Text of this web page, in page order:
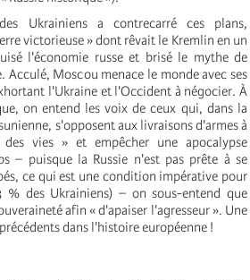
Ukrainiens a contrecarré ces plans,
victorieuse » dont rêvait le Kremlin en un
l'économie russe et brisé le mythe de
Moscou menace le monde avec ses
l'Ukraine et l'Occident à négocier. À
on entend les voix de ceux qui, dans la
s'opposent aux livraisons d'armes à
vies » et empêcher une apocalypse
– puisque la Russie n'est pas prête à se
ce qui est une condition impérative pour
des Ukrainiens) – on sous-entend que
afin « d'apaiser l'agresseur ». Une
dans l'histoire européenne !